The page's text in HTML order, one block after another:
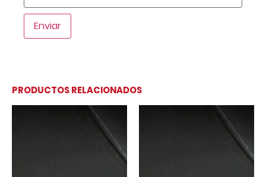
PRODUCTOS RELACIONADOS